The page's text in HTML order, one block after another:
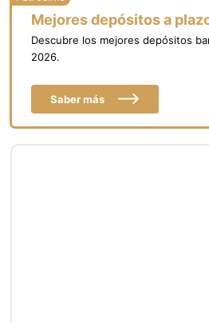
Mejores depósitos a
Descubre los mejores depósitos
2026.
Saber más